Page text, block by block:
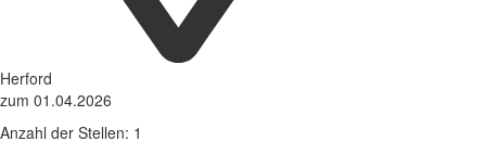
Herford
zum 01.04.2026
Anzahl der Stellen: 1